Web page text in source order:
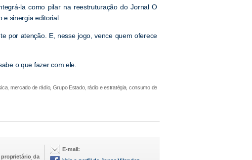
la como pilar na reestruturação do Jornal O
e sinergia editorial.
por atenção. E, nesse jogo, vence quem oferece
o que fazer com ele.
mercado de rádio, Grupo Estado, rádio e estratégia, consumo de
da
E-mail: